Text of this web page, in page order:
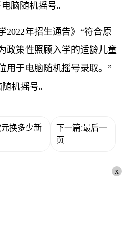
脑随机摇号。
2022年招生通告》“符合原
政策性照顾入学的适龄儿童
用于电脑随机摇号录取。”
机摇号。
元换多少新
下一篇:最后一
页
x